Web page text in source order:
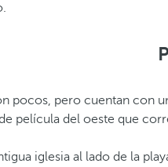
pocos, pero cuentan con
película del oeste que
iglesia al lado de la